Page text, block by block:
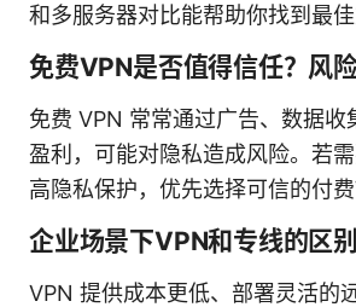
和多服务器对比能帮助你找到最佳
免费VPN是否值得信任？风险
免费 VPN 常常通过广告、数据收
盈利，可能对隐私造成风险。若
高隐私保护，优先选择可信的付费
企业场景下VPN和专线的区别
VPN 提供成本更低、部署灵活的